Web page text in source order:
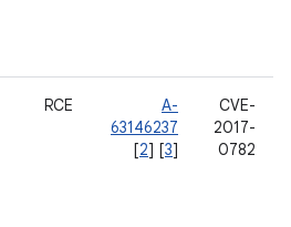
CVE-
2017-
0782
A-
63146237
[2] [3]
RCE